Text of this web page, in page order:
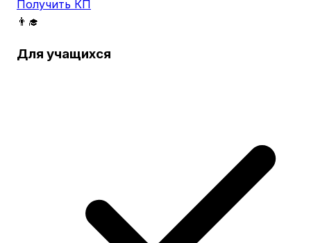
Получить КП
👨‍🎓
Для учащихся